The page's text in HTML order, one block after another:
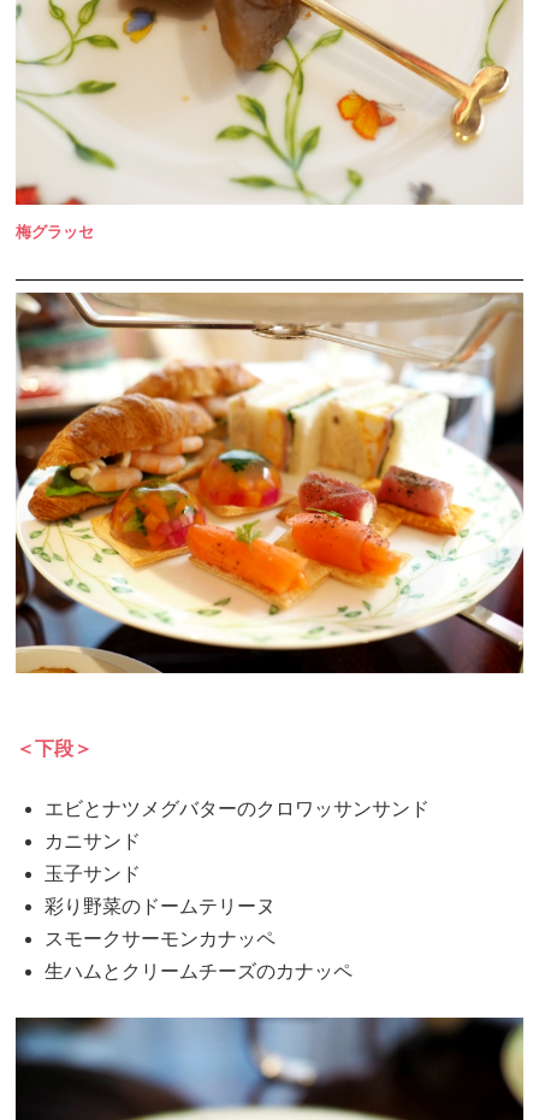
梅グラッセ
＜下段＞
エビとナツメグバターのクロワッサンサンド
カニサンド
玉子サンド
彩り野菜のドームテリーヌ
スモークサーモンカナッペ
生ハムとクリームチーズのカナッペ